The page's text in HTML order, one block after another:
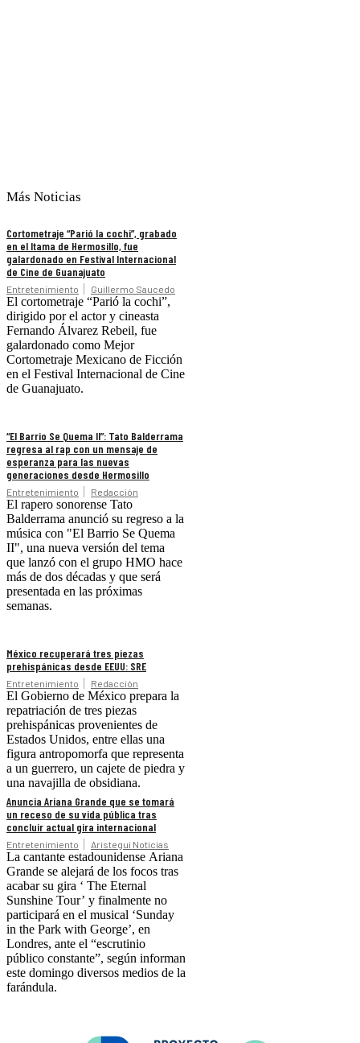
Más Noticias
Cortometraje “Parió la cochi”, grabado
en el Itama de Hermosillo, fue
galardonado en Festival Internacional
de Cine de Guanajuato
Entretenimiento Guillermo Saucedo
El cortometraje “Parió la cochi”,
dirigido por el actor y cineasta
Fernando Álvarez Rebeil, fue
galardonado como Mejor
Cortometraje Mexicano de Ficción
en el Festival Internacional de Cine
de Guanajuato.
“El Barrio Se Quema II”: Tato Balderrama
regresa al rap con un mensaje de
esperanza para las nuevas
generaciones desde Hermosillo
Entretenimiento Redacción
El rapero sonorense Tato
Balderrama anunció su regreso a la
música con "El Barrio Se Quema
II", una nueva versión del tema
que lanzó con el grupo HMO hace
más de dos décadas y que será
presentada en las próximas
semanas.
México recuperará tres piezas
prehispánicas desde EEUU: SRE
Entretenimiento Redacción
El Gobierno de México prepara la
repatriación de tres piezas
prehispánicas provenientes de
Estados Unidos, entre ellas una
figura antropomorfa que representa
a un guerrero, un cajete de piedra y
una navajilla de obsidiana.
Anuncia Ariana Grande que se tomará
un receso de su vida pública tras
concluir actual gira internacional
Entretenimiento Aristegui Noticias
La cantante estadounidense Ariana
Grande se alejará de los focos tras
acabar su gira ‘ The Eternal
Sunshine Tour’ y finalmente no
participará en el musical ‘Sunday
in the Park with George’, en
Londres, ante el “escrutinio
público constante”, según informan
este domingo diversos medios de la
farándula.